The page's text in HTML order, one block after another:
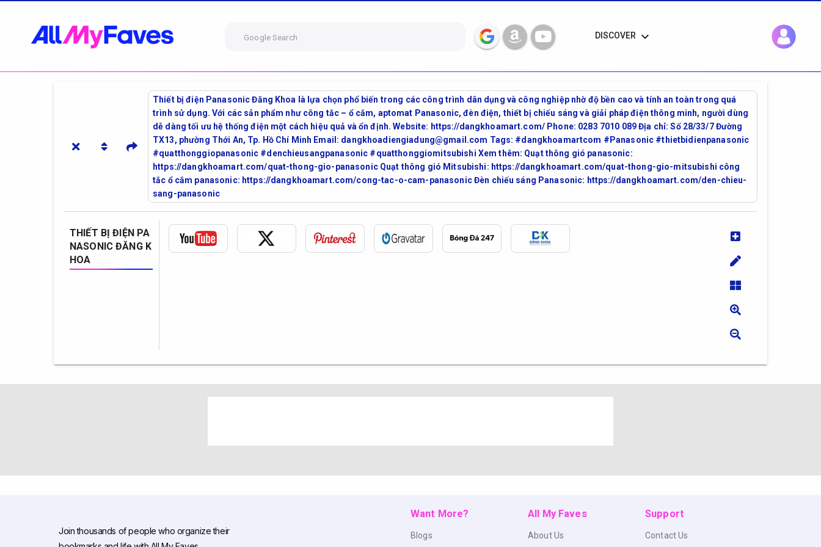
Google Search DISCOVER keyboard_arrow_down
Thiết bị điện Panasonic Đăng Khoa là lựa chọn phổ biến trong các công trình dân dụng và công nghiệp nhờ độ bền cao và tính an toàn trong quá
trình sử dụng. Với các sản phẩm như công tắc – ổ cắm, aptomat Panasonic, đèn điện, thiết bị chiếu sáng và giải pháp điện thông minh, người dùng
dễ dàng tối ưu hệ thống điện một cách hiệu quả và ổn định. Website: https://dangkhoamart.com/ Phone: 0283 7010 089 Địa chỉ: Số 28/33/7 Đường
TX13, phường Thới An, Tp. Hồ Chí Minh Email: dangkhoadiengiadung@gmail.com Tags: #dangkhoamartcom #Panasonic #thietbidienpanasonic
#quatthonggiopanasonic #denchieusangpanasonic #quatthonggiomitsubishi Xem thêm: Quạt thông gió panasonic:
https://dangkhoamart.com/quat-thong-gio-panasonic Quạt thông gió Mitsubishi: https://dangkhoamart.com/quat-thong-gio-mitsubishi công
tắc ổ cắm panasonic: https://dangkhoamart.com/cong-tac-o-cam-panasonic Đèn chiếu sáng Panasonic: https://dangkhoamart.com/den-chieu-
sang-panasonic
THIẾT BỊ ĐIỆN PA
NASONIC ĐĂNG K
HOA
Join thousands of people who organize their
Want More?
Blogs
All My Faves
About Us
Support
Contact Us